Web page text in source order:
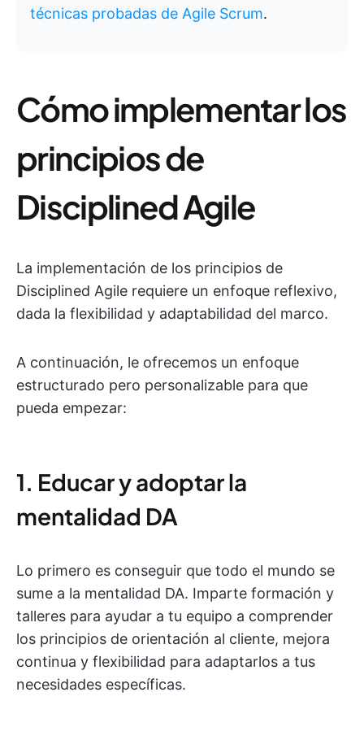
técnicas probadas de Agile Scrum.
Cómo implementar los
principios de
Disciplined Agile
La implementación de los principios de
Disciplined Agile requiere un enfoque reflexivo,
dada la flexibilidad y adaptabilidad del marco.
A continuación, le ofrecemos un enfoque
estructurado pero personalizable para que
pueda empezar:
1. Educar y adoptar la
mentalidad DA
Lo primero es conseguir que todo el mundo se
sume a la mentalidad DA. Imparte formación y
talleres para ayudar a tu equipo a comprender
los principios de orientación al cliente, mejora
continua y flexibilidad para adaptarlos a tus
necesidades específicas.